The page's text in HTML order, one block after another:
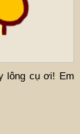
lông cụ ơi! Em